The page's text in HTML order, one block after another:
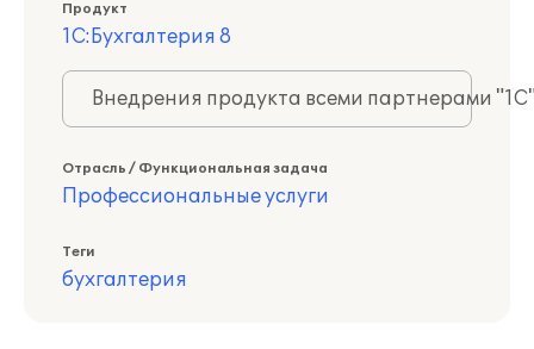
Продукт
1С:Бухгалтерия 8
Внедрения продукта всеми партнерами
Отрасль / Функциональная задача
Профессиональные услуги
Теги
бухгалтерия